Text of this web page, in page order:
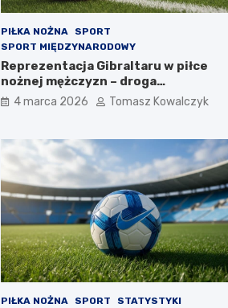
PIŁKA NOŻNA
SPORT
SPORT MIĘDZYNARODOWY
Reprezentacja Gibraltaru w piłce
nożnej mężczyzn – droga
najmniejszej federacji
4 marca 2026 Tomasz Kowalczyk
PIŁKA NOŻNA SPORT STATYSTYKI